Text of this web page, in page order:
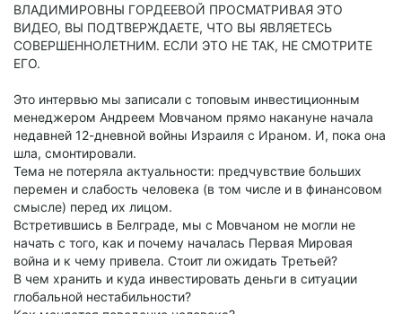
ВЛАДИМИРОВНЫ ГОРДЕЕВОЙ ПРОСМАТРИВАЯ ЭТО
ВИДЕО, ВЫ ПОДТВЕРЖДАЕТЕ, ЧТО ВЫ ЯВЛЯЕТЕСЬ
СОВЕРШЕННОЛЕТНИМ. ЕСЛИ ЭТО НЕ ТАК, НЕ СМОТРИТЕ
ЕГО.
Это интервью мы записали с топовым инвестиционным
менеджером Андреем Мовчаном прямо накануне начала
недавней 12-дневной войны Израиля с Ираном. И, пока она
шла, смонтировали.
Тема не потеряла актуальности: предчувствие больших
перемен и слабость человека (в том числе и в финансовом
смысле) перед их лицом.
Встретившись в Белграде, мы с Мовчаном не могли не
начать с того, как и почему началась Первая Мировая
война и к чему привела. Стоит ли ожидать Третьей?
В чем хранить и куда инвестировать деньги в ситуации
глобальной нестабильности?